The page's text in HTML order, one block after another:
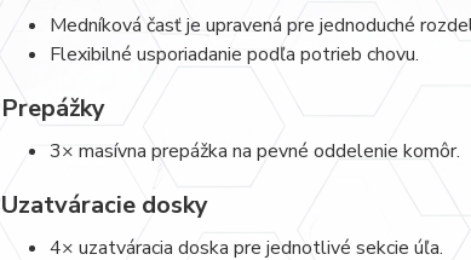
Medníková časť je upravená pre jednoduché
Flexibilné usporiadanie podľa potrieb chovu.
Prepážky
3× masívna prepážka na pevné oddelenie komôr.
Uzatváracie dosky
4× uzatváracia doska pre jednotlivé sekcie úľa.